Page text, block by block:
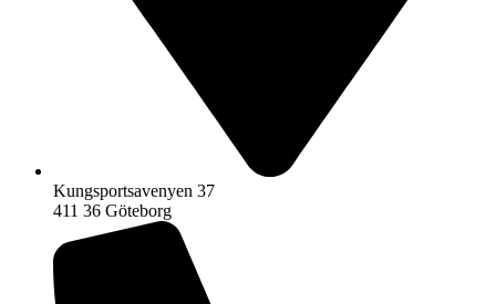
Kungsportsavenyen 37
411 36 Göteborg